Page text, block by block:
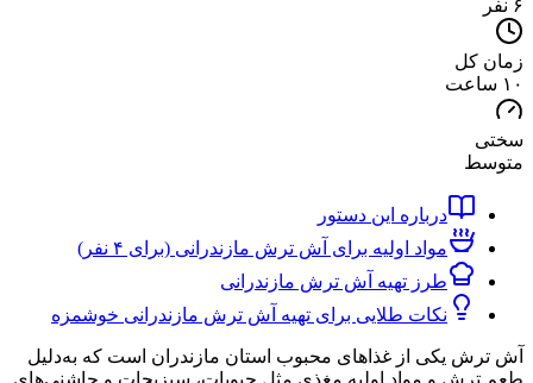
درباره این دستور
مواد اولیه برای آش ترش مازندرانی (برای ۴ نفر)
طرز تهیه آش ترش مازندرانی
نکات طلایی برای تهیه آش ترش مازندرانی خوشمزه
یکی از غذاهای محبوب استان مازندران است که به‌دلیل
و مواد اولیه مغذی مثل حبوبات، سبزیجات و چاشنی‌های